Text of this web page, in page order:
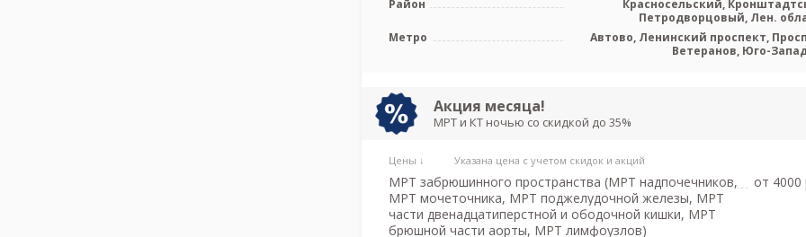
Район
Красносельский,
Петродворцовый, Лен.
Цены ↓ Указана цена с учетом скидок и акций
МРТ забрюшинного пространства (МРТ надпочечников,
МРТ мочеточника, МРТ поджелудочной железы, МРТ